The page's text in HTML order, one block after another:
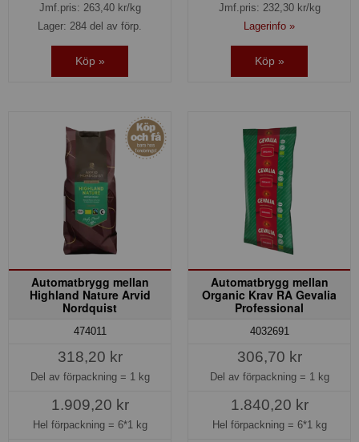
Jmf.pris: 263,40kr/kg
Lager: 284 del av förp.
Köp »
Jmf.pris: 232,30kr/kg
Lagerinfo »
Köp »
Automatbrygg mellan
Highland Nature Arvid
Nordquist
474011
318,20 kr
Del av förpackning = 1 kg
1.909,20 kr
Hel förpackning = 6*1 kg
Automatbrygg mellan
Organic Krav RA Gevalia
Professional
4032691
306,70 kr
Del av förpackning = 1 kg
1.840,20 kr
Hel förpackning = 6*1 kg